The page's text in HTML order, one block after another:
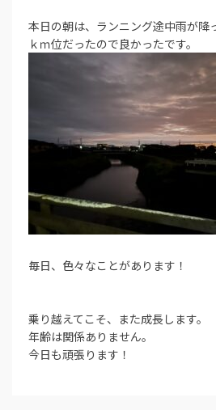
本日の朝は、ランニング途中雨が降
ｋｍ位だったので良かったです。
毎日、色々なことがあります！
乗り越えてこそ、また成長します。
年齢は関係ありません。
今日も頑張ります！